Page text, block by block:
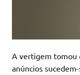
A vertigem tomou
anúncios